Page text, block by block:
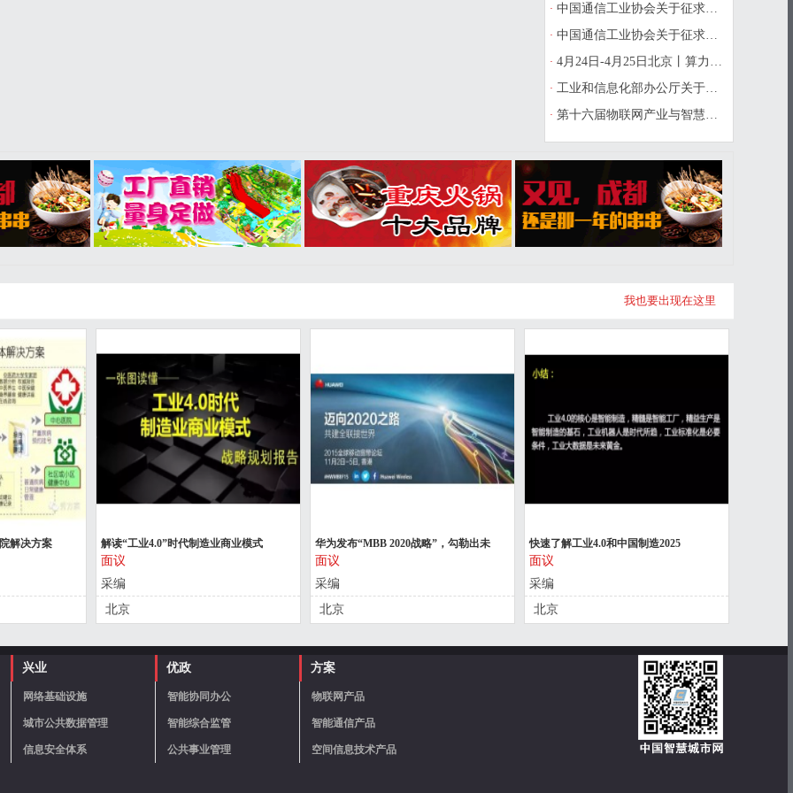
· 中国通信工业协会关于征求《物联网设
· 中国通信工业协会关于征求《风机运维
· 4月24日-4月25日北京丨算力互联互通
· 工业和信息化部办公厅关于开展第一批
· 第十六届物联网产业与智慧城市发展年
我也要出现在这里
解决方案 解读“工业4.0”时代制造业商业模式
面议
采编
北京
华为发布“MBB 2020战略”，勾勒出未
面议
采编
北京
快速了解工业4.0和中国制造2025
面议
采编
北京
兴业
网络基础设施
城市公共数据管理
信息安全体系
优政
智能协同办公
智能综合监管
公共事业管理
方案
物联网产品
智能通信产品
空间信息技术产品